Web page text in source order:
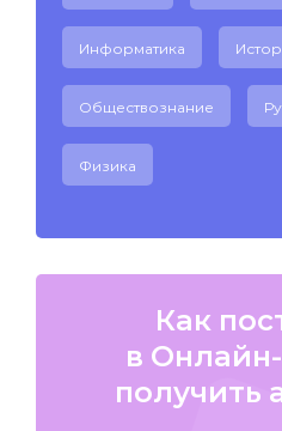
Информатика
Обществознание
Физика
Как
в
получить